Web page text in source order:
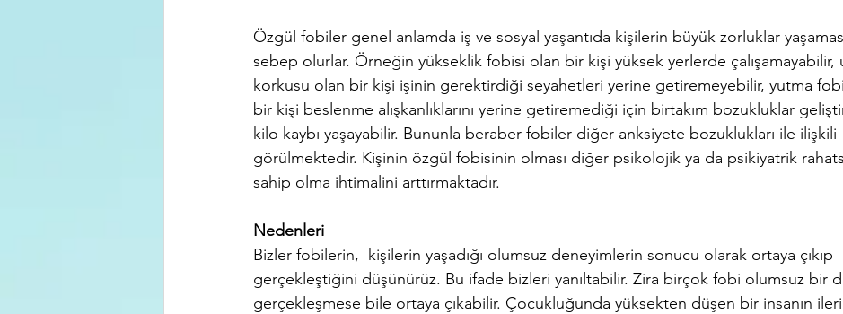
Özgül fobiler genel anlamda iş ve sosyal yaşantıda kişilerin büyük zorluklar
sebep olurlar. Örneğin yükseklik fobisi olan bir kişi yüksek yerlerde çalışamayabilir,
korkusu olan bir kişi işinin gerektirdiği seyahetleri yerine getiremeyebilir, yutma
bir kişi beslenme alışkanlıklarını yerine getiremediği için birtakım bozukluklar
kilo kaybı yaşayabilir. Bununla beraber fobiler diğer anksiyete bozuklukları ile ilişkili
görülmektedir. Kişinin özgül fobisinin olması diğer psikolojik ya da psikiyatrik
sahip olma ihtimalini arttırmaktadır.
Nedenleri
Bizler fobilerin,  kişilerin yaşadığı olumsuz deneyimlerin sonucu olarak ortaya çıkıp
gerçekleştiğini düşünürüz. Bu ifade bizleri yanıltabilir. Zira birçok fobi olumsuz bir
gerçekleşmese bile ortaya çıkabilir. Çocukluğunda yüksekten düşen bir insanın